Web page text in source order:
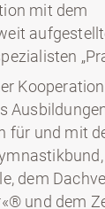
mit dem
für und mit
dem
und dem